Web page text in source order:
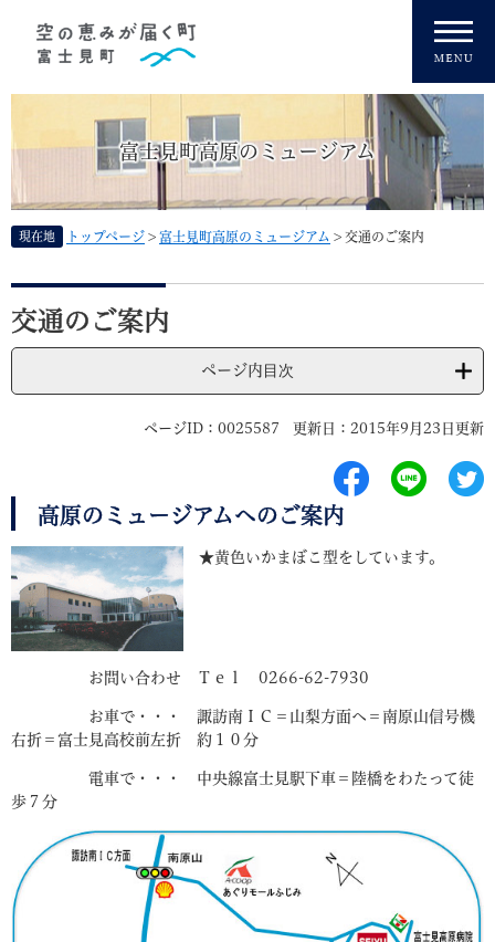
頭
で
す
富士見町高原のミュージアム
現在地 トップページ > 富士見町高原のミュージアム > 交通のご案内
本
文
交通のご案内
ページ内目次
ページID：0025587 更新日：2015年9月23日更新
高原のミュージアムへのご案内
★黄色いかまぼこ型をしています。
お問い合わせ Ｔｅｌ 0266-62-7930
お車で・・・ 諏訪南ＩＣ＝山梨方面へ＝南原山信号機
右折＝富士見高校前左折 約１０分
電車で・・・ 中央線富士見駅下車＝陸橋をわたって徒
歩７分